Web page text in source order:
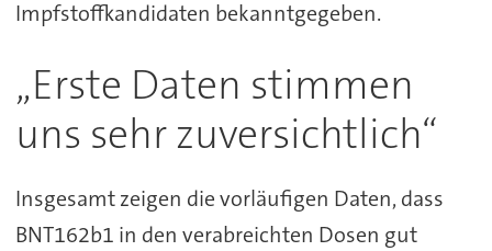
Impfstoffkandidaten bekanntgegeben.
„Erste Daten stimmen
uns sehr zuversichtlich“
Insgesamt zeigen die vorläufigen Daten, dass
BNT162b1 in den verabreichten Dosen gut